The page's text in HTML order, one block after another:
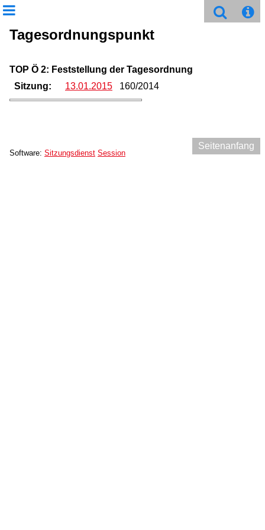
Tagesordnungspunkt
TOP Ö 2: Feststellung der Tagesordnung
Sitzung:
13.01.2015 160/2014
Seitenanfang
Software: Sitzungsdienst Session